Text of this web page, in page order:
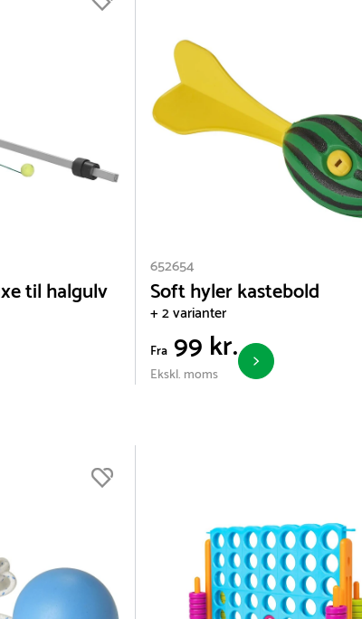
til halgulv
652654
Soft hyler kastebold
+ 2 varianter
Fra 99 kr.
Ekskl. moms